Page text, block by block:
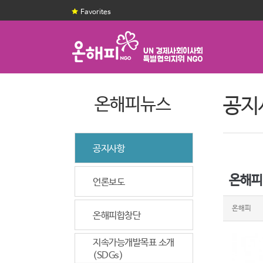
Favorites
공
온해
온해피
온해피뉴스
공지사항
언론보도
온해피합창단
지속가능개발목표 소개
(SDGs)